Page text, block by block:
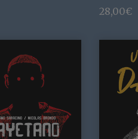
28,00€